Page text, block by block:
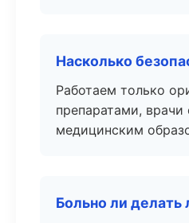
Насколько
Работаем только
препаратами,
медицинским
Больно ли делать